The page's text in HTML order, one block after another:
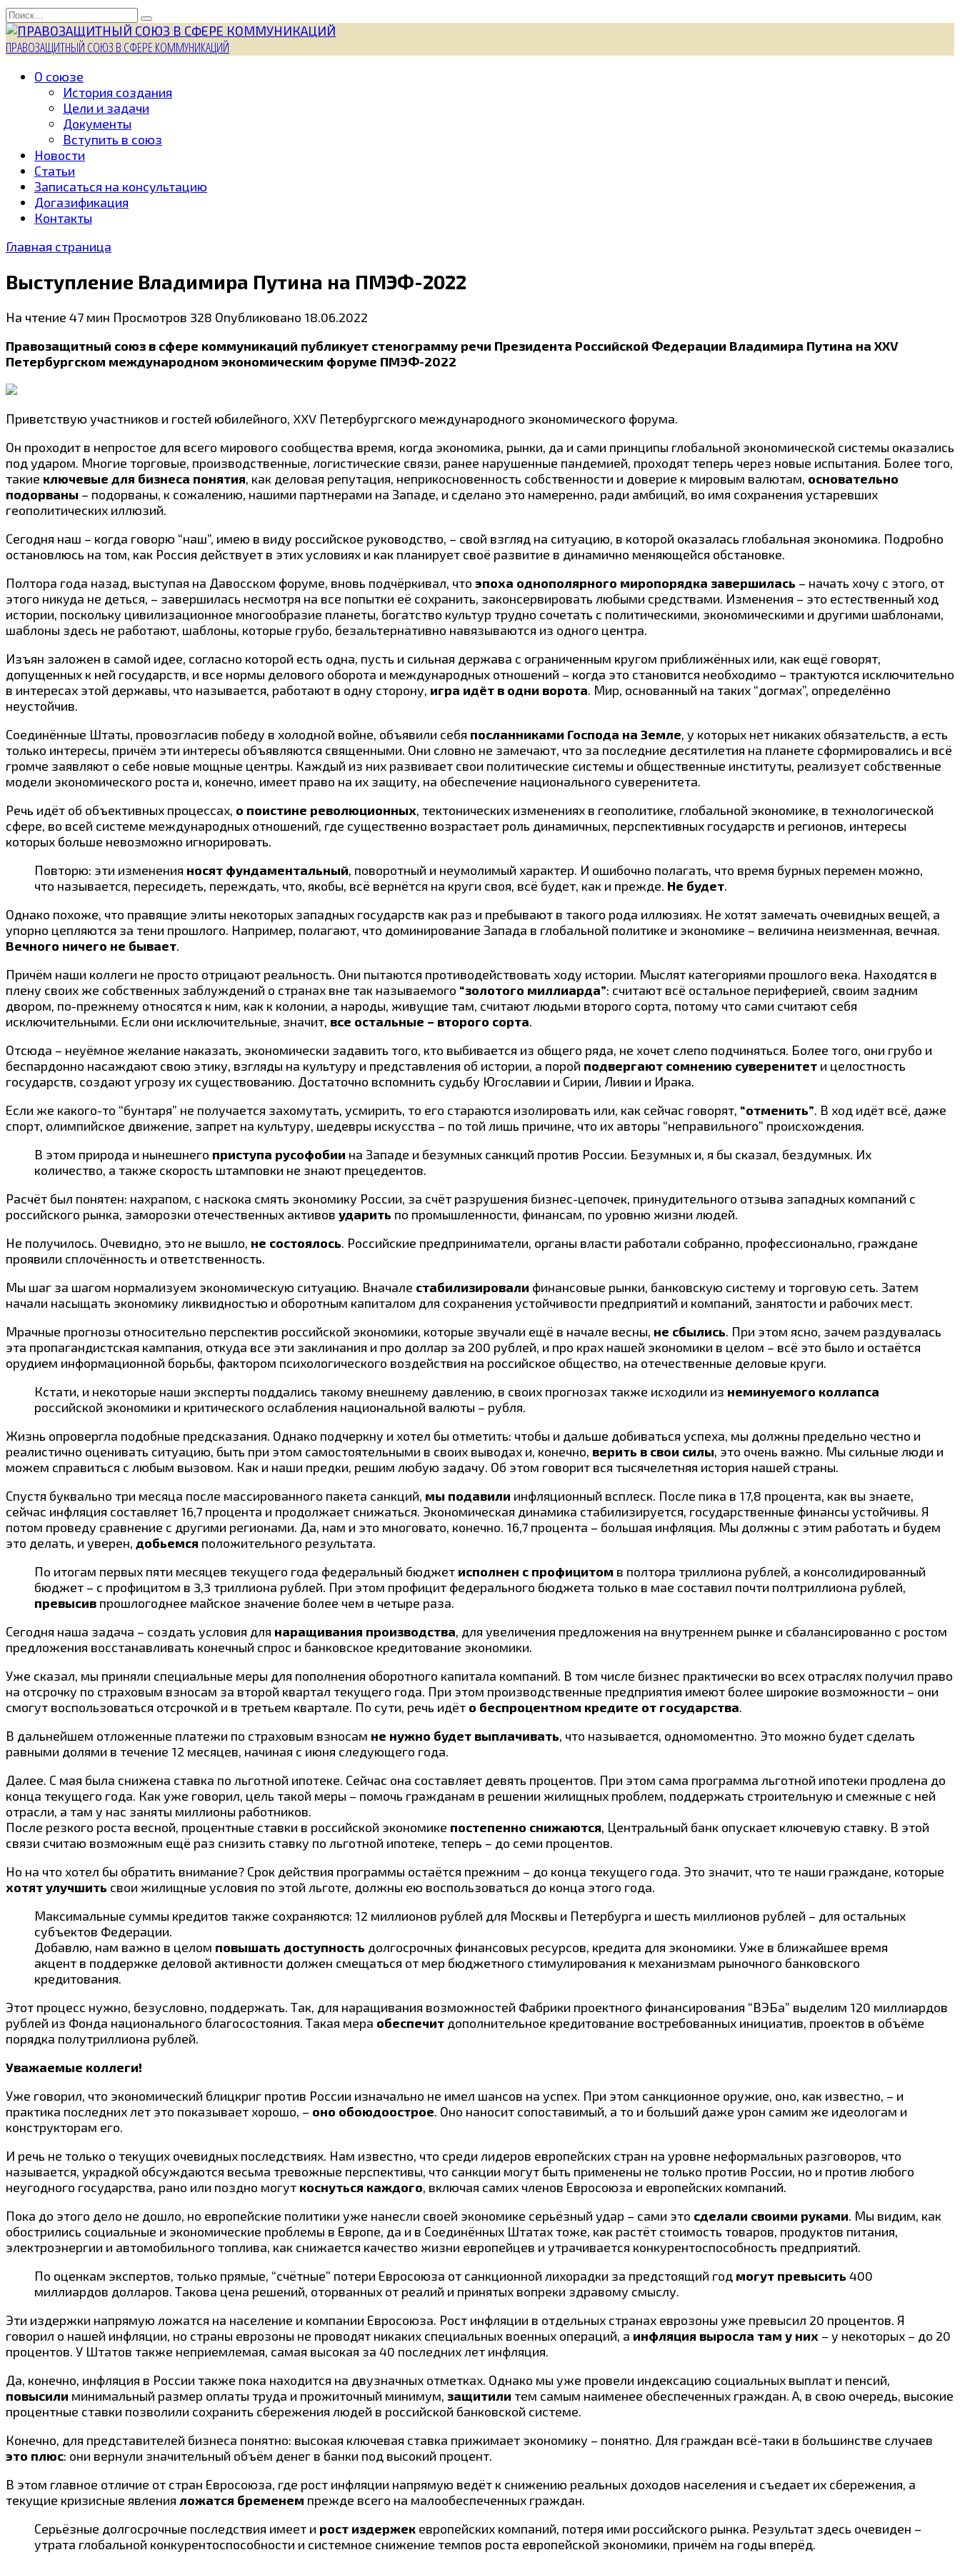
Перейти
к
содержанию
Search
for:
ПРАВОЗАЩИТНЫЙ СОЮЗ В СФЕРЕ КОММУНИКАЦИЙ
О союзе
История создания
Цели и задачи
Документы
Вступить в союз
Новости
Статьи
Записаться на консультацию
Догазификация
Контакты
Главная страница
Выступление Владимира Путина на ПМЭФ-2022
На чтение 47 мин Просмотров 328 Опубликовано 18.06.2022
Правозащитный союз в сфере коммуникаций публикует стенограмму речи Президента Российской Федерации Владимира Путина на XXV
Петербургском международном экономическим форуме ПМЭФ-2022
Приветствую участников и гостей юбилейного, XXV Петербургского международного экономического форума.
Он проходит в непростое для всего мирового сообщества время, когда экономика, рынки, да и сами принципы глобальной экономической системы оказались
под ударом. Многие торговые, производственные, логистические связи, ранее нарушенные пандемией, проходят теперь через новые испытания. Более того,
такие ключевые для бизнеса понятия, как деловая репутация, неприкосновенность собственности и доверие к мировым валютам, основательно
подорваны – подорваны, к сожалению, нашими партнерами на Западе, и сделано это намеренно, ради амбиций, во имя сохранения устаревших
геополитических иллюзий.
Сегодня наш – когда говорю “наш”, имею в виду российское руководство, – свой взгляд на ситуацию, в которой оказалась глобальная экономика. Подробно
остановлюсь на том, как Россия действует в этих условиях и как планирует своё развитие в динамично меняющейся обстановке.
Полтора года назад, выступая на Давосском форуме, вновь подчёркивал, что эпоха однополярного миропорядка завершилась – начать хочу с этого, от
этого никуда не деться, – завершилась несмотря на все попытки её сохранить, законсервировать любыми средствами. Изменения – это естественный ход
истории, поскольку цивилизационное многообразие планеты, богатство культур трудно сочетать с политическими, экономическими и другими шаблонами,
шаблоны здесь не работают, шаблоны, которые грубо, безальтернативно навязываются из одного центра.
Изъян заложен в самой идее, согласно которой есть одна, пусть и сильная держава с ограниченным кругом приближённых или, как ещё говорят,
допущенных к ней государств, и все нормы делового оборота и международных отношений – когда это становится необходимо – трактуются исключительно
в интересах этой державы, что называется, работают в одну сторону, игра идёт в одни ворота. Мир, основанный на таких “догмах”, определённо
неустойчив.
Соединённые Штаты, провозгласив победу в холодной войне, объявили себя посланниками Господа на Земле, у которых нет никаких обязательств, а есть
только интересы, причём эти интересы объявляются священными. Они словно не замечают, что за последние десятилетия на планете сформировались и всё
громче заявляют о себе новые мощные центры. Каждый из них развивает свои политические системы и общественные институты, реализует собственные
модели экономического роста и, конечно, имеет право на их защиту, на обеспечение национального суверенитета.
Речь идёт об объективных процессах, о поистине революционных, тектонических изменениях в геополитике, глобальной экономике, в технологической
сфере, во всей системе международных отношений, где существенно возрастает роль динамичных, перспективных государств и регионов, интересы
которых больше невозможно игнорировать.
Повторю: эти изменения носят фундаментальный, поворотный и неумолимый характер. И ошибочно полагать, что время бурных перемен можно,
что называется, пересидеть, переждать, что, якобы, всё вернётся на круги своя, всё будет, как и прежде. Не будет.
Однако похоже, что правящие элиты некоторых западных государств как раз и пребывают в такого рода иллюзиях. Не хотят замечать очевидных вещей, а
упорно цепляются за тени прошлого. Например, полагают, что доминирование Запада в глобальной политике и экономике – величина неизменная, вечная.
Вечного ничего не бывает.
Причём наши коллеги не просто отрицают реальность. Они пытаются противодействовать ходу истории. Мыслят категориями прошлого века. Находятся в
плену своих же собственных заблуждений о странах вне так называемого “золотого миллиарда”: считают всё остальное периферией, своим задним
двором, по-прежнему относятся к ним, как к колонии, а народы, живущие там, считают людьми второго сорта, потому что сами считают себя
исключительными. Если они исключительные, значит, все остальные – второго сорта.
Отсюда – неуёмное желание наказать, экономически задавить того, кто выбивается из общего ряда, не хочет слепо подчиняться. Более того, они грубо и
беспардонно насаждают свою этику, взгляды на культуру и представления об истории, а порой подвергают сомнению суверенитет и целостность
государств, создают угрозу их существованию. Достаточно вспомнить судьбу Югославии и Сирии, Ливии и Ирака.
Если же какого-то “бунтаря” не получается захомутать, усмирить, то его стараются изолировать или, как сейчас говорят, “отменить”. В ход идёт всё, даже
спорт, олимпийское движение, запрет на культуру, шедевры искусства – по той лишь причине, что их авторы “неправильного” происхождения.
В этом природа и нынешнего приступа русофобии на Западе и безумных санкций против России. Безумных и, я бы сказал, бездумных. Их
количество, а также скорость штамповки не знают прецедентов.
Расчёт был понятен: нахрапом, с наскока смять экономику России, за счёт разрушения бизнес-цепочек, принудительного отзыва западных компаний с
российского рынка, заморозки отечественных активов ударить по промышленности, финансам, по уровню жизни людей.
Не получилось. Очевидно, это не вышло, не состоялось. Российские предприниматели, органы власти работали собранно, профессионально, граждане
проявили сплочённость и ответственность.
Мы шаг за шагом нормализуем экономическую ситуацию. Вначале стабилизировали финансовые рынки, банковскую систему и торговую сеть. Затем
начали насыщать экономику ликвидностью и оборотным капиталом для сохранения устойчивости предприятий и компаний, занятости и рабочих мест.
Мрачные прогнозы относительно перспектив российской экономики, которые звучали ещё в начале весны, не сбылись. При этом ясно, зачем раздувалась
эта пропагандистская кампания, откуда все эти заклинания и про доллар за 200 рублей, и про крах нашей экономики в целом – всё это было и остаётся
орудием информационной борьбы, фактором психологического воздействия на российское общество, на отечественные деловые круги.
Кстати, и некоторые наши эксперты поддались такому внешнему давлению, в своих прогнозах также исходили из неминуемого коллапса
российской экономики и критического ослабления национальной валюты – рубля.
Жизнь опровергла подобные предсказания. Однако подчеркну и хотел бы отметить: чтобы и дальше добиваться успеха, мы должны предельно честно и
реалистично оценивать ситуацию, быть при этом самостоятельными в своих выводах и, конечно, верить в свои силы, это очень важно. Мы сильные люди и
можем справиться с любым вызовом. Как и наши предки, решим любую задачу. Об этом говорит вся тысячелетняя история нашей страны.
Спустя буквально три месяца после массированного пакета санкций, мы подавили инфляционный всплеск. После пика в 17,8 процента, как вы знаете,
сейчас инфляция составляет 16,7 процента и продолжает снижаться. Экономическая динамика стабилизируется, государственные финансы устойчивы. Я
потом проведу сравнение с другими регионами. Да, нам и это многовато, конечно. 16,7 процента – большая инфляция. Мы должны с этим работать и будем
это делать, и уверен, добьемся положительного результата.
По итогам первых пяти месяцев текущего года федеральный бюджет исполнен с профицитом в полтора триллиона рублей, а консолидированный
бюджет – с профицитом в 3,3 триллиона рублей. При этом профицит федерального бюджета только в мае составил почти полтриллиона рублей,
превысив прошлогоднее майское значение более чем в четыре раза.
Сегодня наша задача – создать условия для наращивания производства, для увеличения предложения на внутреннем рынке и сбалансированно с ростом
предложения восстанавливать конечный спрос и банковское кредитование экономики.
Уже сказал, мы приняли специальные меры для пополнения оборотного капитала компаний. В том числе бизнес практически во всех отраслях получил право
на отсрочку по страховым взносам за второй квартал текущего года. При этом производственные предприятия имеют более широкие возможности – они
смогут воспользоваться отсрочкой и в третьем квартале. По сути, речь идёт о беспроцентном кредите от государства.
В дальнейшем отложенные платежи по страховым взносам не нужно будет выплачивать, что называется, одномоментно. Это можно будет сделать
равными долями в течение 12 месяцев, начиная с июня следующего года.
Далее. С мая была снижена ставка по льготной ипотеке. Сейчас она составляет девять процентов. При этом сама программа льготной ипотеки продлена до
конца текущего года. Как уже говорил, цель такой меры – помочь гражданам в решении жилищных проблем, поддержать строительную и смежные с ней
отрасли, а там у нас заняты миллионы работников.
После резкого роста весной, процентные ставки в российской экономике постепенно снижаются, Центральный банк опускает ключевую ставку. В этой
связи считаю возможным ещё раз снизить ставку по льготной ипотеке, теперь – до семи процентов.
Но на что хотел бы обратить внимание? Срок действия программы остаётся прежним – до конца текущего года. Это значит, что те наши граждане, которые
хотят улучшить свои жилищные условия по этой льготе, должны ею воспользоваться до конца этого года.
Максимальные суммы кредитов также сохраняются: 12 миллионов рублей для Москвы и Петербурга и шесть миллионов рублей – для остальных
субъектов Федерации.
Добавлю, нам важно в целом повышать доступность долгосрочных финансовых ресурсов, кредита для экономики. Уже в ближайшее время
акцент в поддержке деловой активности должен смещаться от мер бюджетного стимулирования к механизмам рыночного банковского
кредитования.
Этот процесс нужно, безусловно, поддержать. Так, для наращивания возможностей Фабрики проектного финансирования “ВЭБа” выделим 120 миллиардов
рублей из Фонда национального благосостояния. Такая мера обеспечит дополнительное кредитование востребованных инициатив, проектов в объёме
порядка полутриллиона рублей.
Уважаемые коллеги!
Уже говорил, что экономический блицкриг против России изначально не имел шансов на успех. При этом санкционное оружие, оно, как известно, – и
практика последних лет это показывает хорошо, – оно обоюдоострое. Оно наносит сопоставимый, а то и больший даже урон самим же идеологам и
конструкторам его.
И речь не только о текущих очевидных последствиях. Нам известно, что среди лидеров европейских стран на уровне неформальных разговоров, что
называется, украдкой обсуждаются весьма тревожные перспективы, что санкции могут быть применены не только против России, но и против любого
неугодного государства, рано или поздно могут коснуться каждого, включая самих членов Евросоюза и европейских компаний.
Пока до этого дело не дошло, но европейские политики уже нанесли своей экономике серьёзный удар – сами это сделали своими руками. Мы видим, как
обострились социальные и экономические проблемы в Европе, да и в Соединённых Штатах тоже, как растёт стоимость товаров, продуктов питания,
электроэнергии и автомобильного топлива, как снижается качество жизни европейцев и утрачивается конкурентоспособность предприятий.
По оценкам экспертов, только прямые, “счётные” потери Евросоюза от санкционной лихорадки за предстоящий год могут превысить 400
миллиардов долларов. Такова цена решений, оторванных от реалий и принятых вопреки здравому смыслу.
Эти издержки напрямую ложатся на население и компании Евросоюза. Рост инфляции в отдельных странах еврозоны уже превысил 20 процентов. Я
говорил о нашей инфляции, но страны еврозоны не проводят никаких специальных военных операций, а инфляция выросла там у них – у некоторых – до 20
процентов. У Штатов также неприемлемая, самая высокая за 40 последних лет инфляция.
Да, конечно, инфляция в России также пока находится на двузначных отметках. Однако мы уже провели индексацию социальных выплат и пенсий,
повысили минимальный размер оплаты труда и прожиточный минимум, защитили тем самым наименее обеспеченных граждан. А, в свою очередь, высокие
процентные ставки позволили сохранить сбережения людей в российской банковской системе.
Конечно, для представителей бизнеса понятно: высокая ключевая ставка прижимает экономику – понятно. Для граждан всё-таки в большинстве случаев
это плюс: они вернули значительный объём денег в банки под высокий процент.
В этом главное отличие от стран Евросоюза, где рост инфляции напрямую ведёт к снижению реальных доходов населения и съедает их сбережения, а
текущие кризисные явления ложатся бременем прежде всего на малообеспеченных граждан.
Серьёзные долгосрочные последствия имеет и рост издержек европейских компаний, потеря ими российского рынка. Результат здесь очевиден –
утрата глобальной конкурентоспособности и системное снижение темпов роста европейской экономики, причём на годы вперёд.